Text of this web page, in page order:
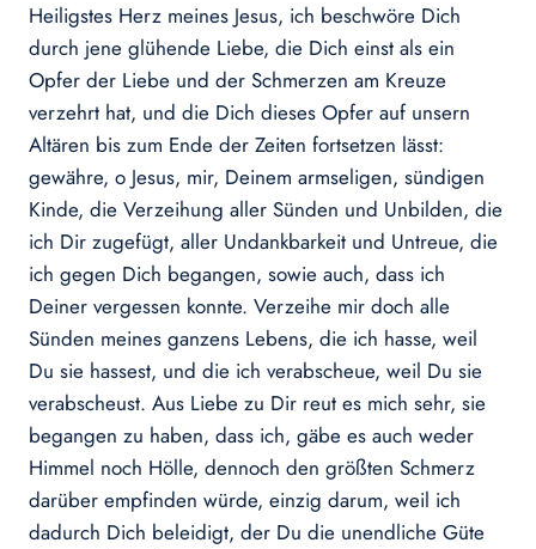
Heiligstes Herz meines Jesus, ich beschwöre Dich
durch jene glühende Liebe, die Dich einst als ein
Opfer der Liebe und der Schmerzen am Kreuze
verzehrt hat, und die Dich dieses Opfer auf unsern
Altären bis zum Ende der Zeiten fortsetzen lässt:
gewähre, o Jesus, mir, Deinem armseligen, sündigen
Kinde, die Verzeihung aller Sünden und Unbilden, die
ich Dir zugefügt, aller Undankbarkeit und Untreue, die
ich gegen Dich begangen, sowie auch, dass ich
Deiner vergessen konnte. Verzeihe mir doch alle
Sünden meines ganzens Lebens, die ich hasse, weil
Du sie hassest, und die ich verabscheue, weil Du sie
verabscheust. Aus Liebe zu Dir reut es mich sehr, sie
begangen zu haben, dass ich, gäbe es auch weder
Himmel noch Hölle, dennoch den größten Schmerz
darüber empfinden würde, einzig darum, weil ich
dadurch Dich beleidigt, der Du die unendliche Güte